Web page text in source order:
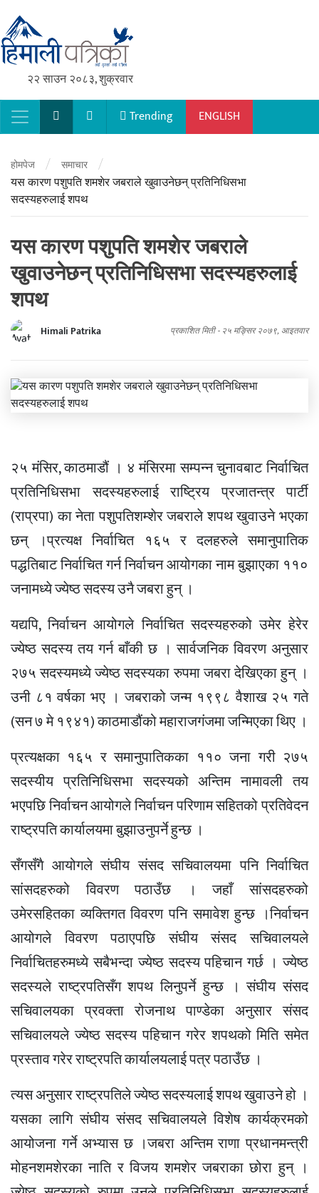
२२ साउन २०८३, शुक्रवार
Main Navigation
Trending ENGLISH
होमपेज / समाचार /
यस कारण पशुपति शमशेर जबराले खुवाउनेछन् प्रतिनिधिसभा
सदस्यहरुलाई शपथ
यस कारण पशुपति शमशेर जबराले
खुवाउनेछन् प्रतिनिधिसभा सदस्यहरुलाई
शपथ
Himali Patrika प्रकाशित मिती - २५ मङ्सिर २०७९, आइतवार
२५ मंसिर, काठमाडौं । ४ मंसिरमा सम्पन्न चुनावबाट निर्वाचित
प्रतिनिधिसभा सदस्यहरुलाई राष्ट्रिय प्रजातन्त्र पार्टी
(राप्रपा) का नेता पशुपतिशम्शेर जबराले शपथ खुवाउने भएका
छन् ।प्रत्यक्ष निर्वाचित १६५ र दलहरुले समानुपातिक
पद्धतिबाट निर्वाचित गर्न निर्वाचन आयोगका नाम बुझाएका ११०
जनामध्ये ज्येष्ठ सदस्य उनै जबरा हुन् ।
यद्यपि, निर्वाचन आयोगले निर्वाचित सदस्यहरुको उमेर हेरेर
ज्येष्ठ सदस्य तय गर्न बाँकी छ । सार्वजनिक विवरण अनुसार
२७५ सदस्यमध्ये ज्येष्ठ सदस्यका रुपमा जबरा देखिएका हुन् ।
उनी ८१ वर्षका भए । जबराको जन्म १९९८ वैशाख २५ गते
(सन ७ मे १९४१) काठमाडौंको महाराजगंजमा जन्मिएका थिए ।
प्रत्यक्षका १६५ र समानुपातिकका ११० जना गरी २७५
सदस्यीय प्रतिनिधिसभा सदस्यको अन्तिम नामावली तय
भएपछि निर्वाचन आयोगले निर्वाचन परिणाम सहितको प्रतिवेदन
राष्ट्रपति कार्यालयमा बुझाउनुपर्ने हुन्छ ।
सँगसँगै आयोगले संघीय संसद सचिवालयमा पनि निर्वाचित
सांसदहरुको विवरण पठाउँछ । जहाँ सांसदहरुको
उमेरसहितका व्यक्तिगत विवरण पनि समावेश हुन्छ ।निर्वाचन
आयोगले विवरण पठाएपछि संघीय संसद सचिवालयले
निर्वाचितहरुमध्ये सबैभन्दा ज्येष्ठ सदस्य पहिचान गर्छ । ज्येष्ठ
सदस्यले राष्ट्रपतिसँग शपथ लिनुपर्ने हुन्छ । संघीय संसद
सचिवालयका प्रवक्ता रोजनाथ पाण्डेका अनुसार संसद
सचिवालयले ज्येष्ठ सदस्य पहिचान गरेर शपथको मिति समेत
प्रस्ताव गरेर राष्ट्रपति कार्यालयलाई पत्र पठाउँछ ।
त्यस अनुसार राष्ट्रपतिले ज्येष्ठ सदस्यलाई शपथ खुवाउने हो ।
यसका लागि संघीय संसद सचिवालयले विशेष कार्यक्रमको
आयोजना गर्ने अभ्यास छ ।जबरा अन्तिम राणा प्रधानमन्त्री
मोहनशमशेरका नाति र विजय शमशेर जबराका छोरा हुन् ।